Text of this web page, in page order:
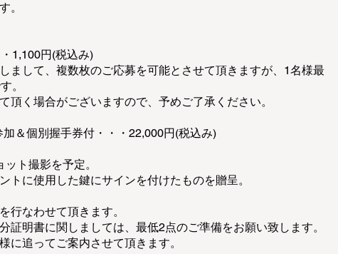
。
・1,100円(税込み)
まして、複数枚のご応募を可能とさせて頂きますが、1名様最
。
く場合がございますので、予めご了承ください。
＆個別握手券付・・・22,000円(税込み)
ト撮影を予定。
に使用した鍵にサインを付けたものを贈呈。
行なわせて頂きます。
明書に関しましては、最低2点のご準備をお願い致します。
に追ってご案内させて頂きます。